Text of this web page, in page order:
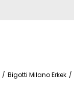
Bigotti Milano Erkek